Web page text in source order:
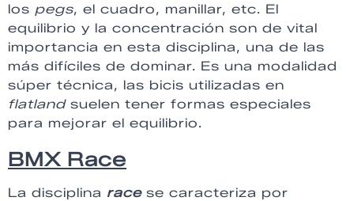
los pegs, el cuadro, manillar, etc. El
equilibrio y la concentración son de vital
importancia en esta disciplina, una de las
más difíciles de dominar. Es una modalidad
súper técnica, las bicis utilizadas en
flatlandsuelen tener formas especiales
para mejorar el equilibrio.
BMX Race
La disciplina race se caracteriza por